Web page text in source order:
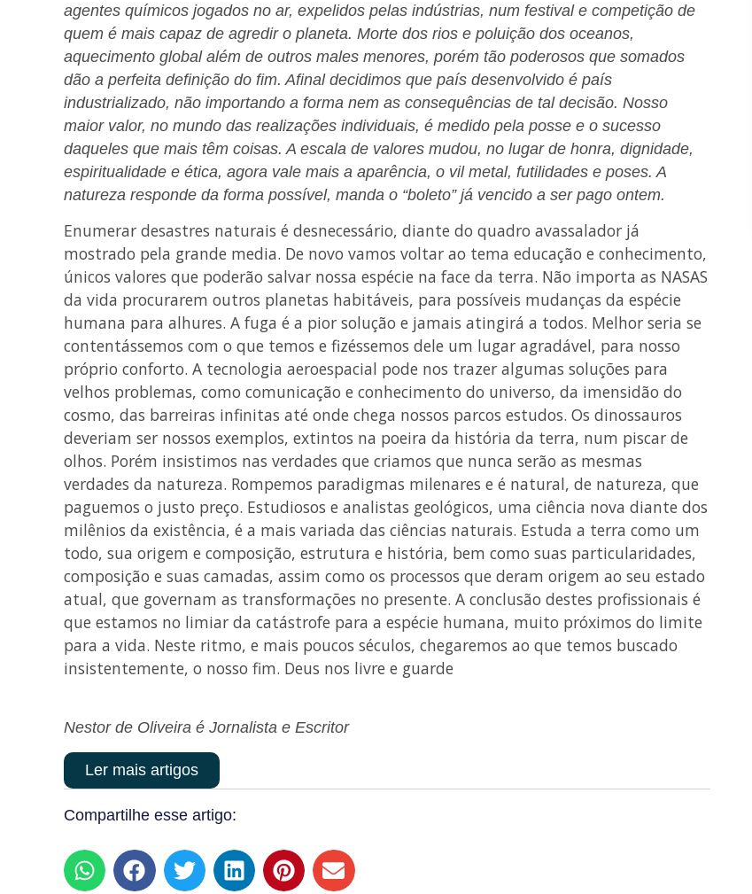
agentes químicos jogados no ar, expelidos pelas indústrias, num festival e competição de
quem é mais capaz de agredir o planeta. Morte dos rios e poluição dos oceanos,
aquecimento global além de outros males menores, porém tão poderosos que somados
dão a perfeita definição do fim. Afinal decidimos que país desenvolvido é país
industrializado, não importando a forma nem as consequências de tal decisão. Nosso
maior valor, no mundo das realizações individuais, é medido pela posse e o sucesso
daqueles que mais têm coisas. A escala de valores mudou, no lugar de honra, dignidade,
espiritualidade e ética, agora vale mais a aparência, o vil metal, futilidades e poses. A
natureza responde da forma possível, manda o “boleto” já vencido a ser pago ontem.
Enumerar desastres naturais é desnecessário, diante do quadro avassalador já
mostrado pela grande media. De novo vamos voltar ao tema educação e conhecimento,
únicos valores que poderão salvar nossa espécie na face da terra. Não importa as NASAS
da vida procurarem outros planetas habitáveis, para possíveis mudanças da espécie
humana para alhures. A fuga é a pior solução e jamais atingirá a todos. Melhor seria se
contentássemos com o que temos e fizéssemos dele um lugar agradável, para nosso
próprio conforto. A tecnologia aeroespacial pode nos trazer algumas soluções para
velhos problemas, como comunicação e conhecimento do universo, da imensidão do
cosmo, das barreiras infinitas até onde chega nossos parcos estudos. Os dinossauros
deveriam ser nossos exemplos, extintos na poeira da história da terra, num piscar de
olhos. Porém insistimos nas verdades que criamos que nunca serão as mesmas
verdades da natureza. Rompemos paradigmas milenares e é natural, de natureza, que
paguemos o justo preço. Estudiosos e analistas geológicos, uma ciência nova diante dos
milênios da existência, é a mais variada das ciências naturais. Estuda a terra como um
todo, sua origem e composição, estrutura e história, bem como suas particularidades,
composição e suas camadas, assim como os processos que deram origem ao seu estado
atual, que governam as transformações no presente. A conclusão destes profissionais é
que estamos no limiar da catástrofe para a espécie humana, muito próximos do limite
para a vida. Neste ritmo, e mais poucos séculos, chegaremos ao que temos buscado
insistentemente, o nosso fim. Deus nos livre e guarde
Nestor de Oliveira é Jornalista e Escritor
Ler mais artigos
Compartilhe esse artigo: